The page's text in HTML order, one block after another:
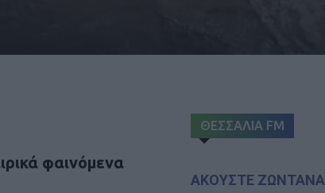
φαινόμενα
ΘΕΣΣΑΛΙΑ FM
ΑΚΟΥΣΤΕ ΖΩΝΤΑΝΑ